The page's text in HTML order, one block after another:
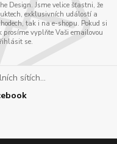
Design. Jsme velice šťastni, že
exklusivních událostí a
tak i na e-shopu. Pokud si
prosíme vyplňte Vaši emailovou
se.
sítích...